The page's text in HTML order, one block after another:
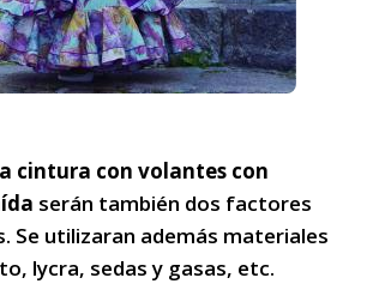
cintura con volantes con
serán también dos factores
Se utilizaran además materiales
lycra, sedas y gasas, etc.